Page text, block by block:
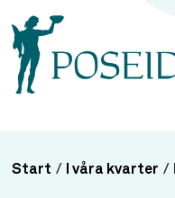
Start / I våra kvarter /